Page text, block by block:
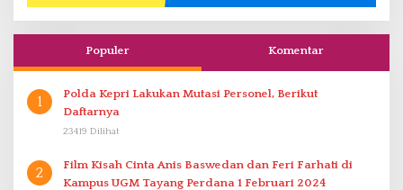
Populer Komentar
1
Polda Kepri Lakukan Mutasi Personel, Berikut
Daftarnya
23419 Dilihat
2
Film Kisah Cinta Anis Baswedan dan Feri Farhati di
Kampus UGM Tayang Perdana 1 Februari 2024